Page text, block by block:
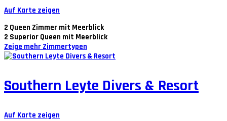
Auf Karte zeigen
2 Queen Zimmer mit Meerblick
2 Superior Queen mit Meerblick
Zeige mehr Zimmertypen
Southern Leyte Divers & Resort
Auf Karte zeigen